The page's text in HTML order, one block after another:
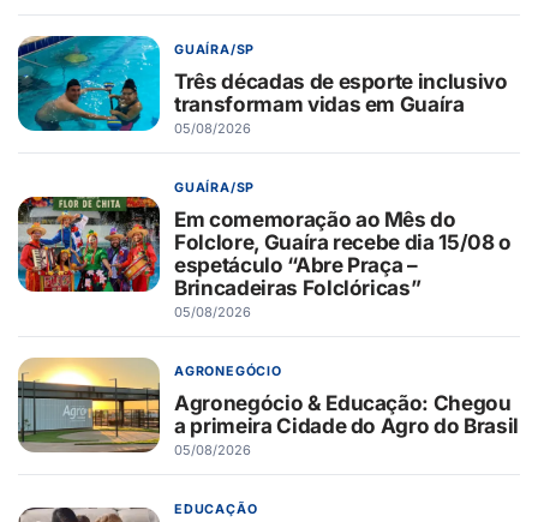
GUAÍRA/SP
Três décadas de esporte inclusivo
transformam vidas em Guaíra
05/08/2026
GUAÍRA/SP
Em comemoração ao Mês do
Folclore, Guaíra recebe dia 15/08 o
espetáculo “Abre Praça –
Brincadeiras Folclóricas”
05/08/2026
AGRONEGÓCIO
Agronegócio & Educação: Chegou
a primeira Cidade do Agro do Brasil
05/08/2026
EDUCAÇÃO